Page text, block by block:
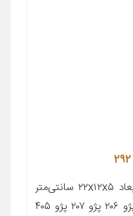
معرفی محصول جزئیات محصول ابعاد ۲۲x۱۲x۵ سانتی‌متر
جنس ویسکوز مناسب برای خودرو پژو ۲۰۶ پژو ۲۰۷ پژو ۴۰۵